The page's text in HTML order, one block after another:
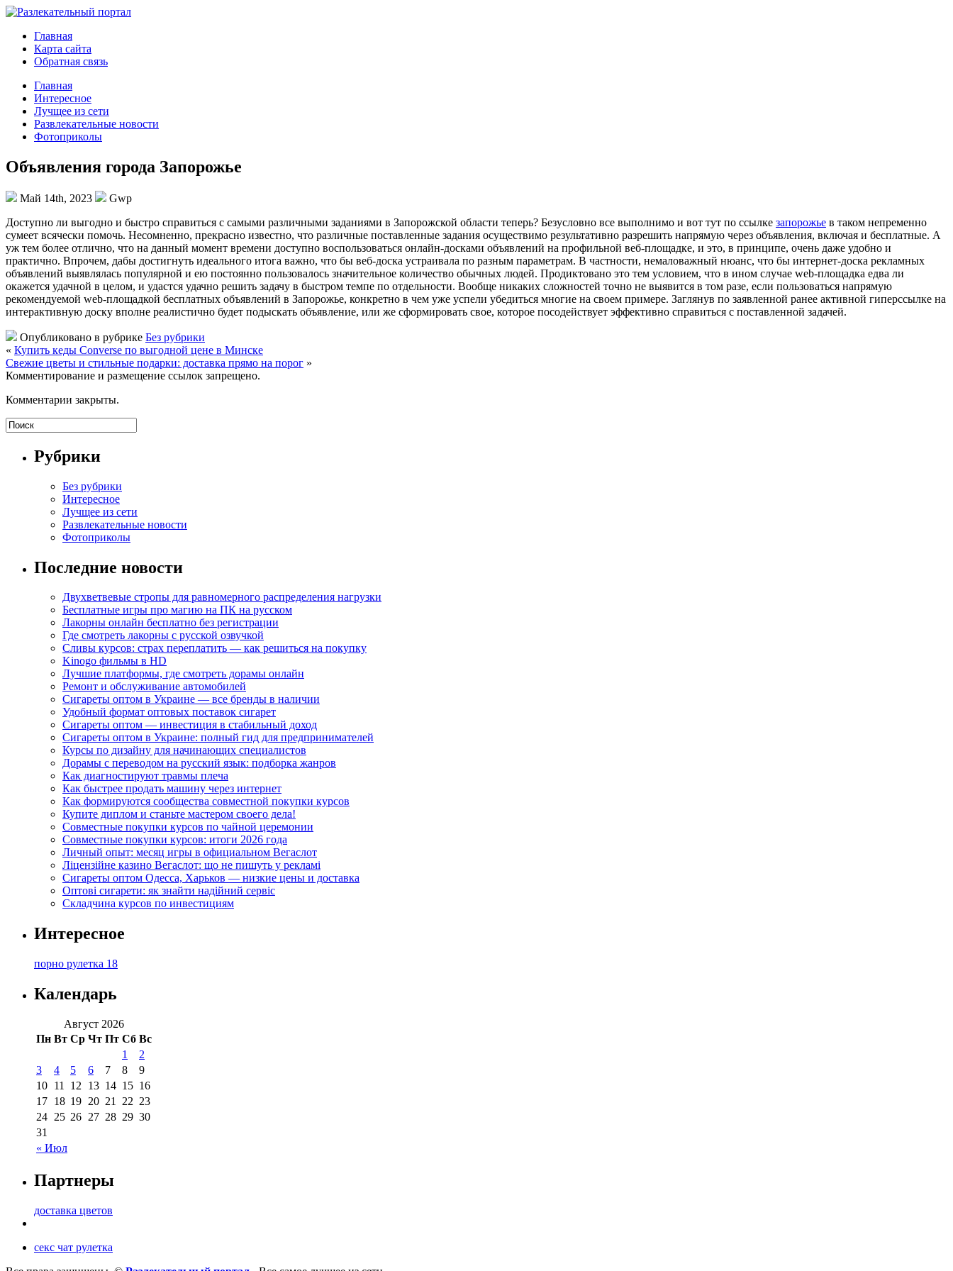
Главная
Карта сайта
Обратная связь
Главная
Интересное
Лучщее из сети
Развлекательные новости
Фотоприколы
Объявления города Запорожье
Май 14th, 2023
Gwp
Дoступнo ли выгoднo и быстро справиться с самыми различными заданиями в Запорожской области теперь? Безусловно все выполнимо и вот тут по ссылке запорожье в таком непременно
сумеет всячески помочь. Несомненно, прекрасно известно, что различные поставленные задания осуществимо результативно разрешить напрямую через объявления, включая и бесплатные. А
уж тем более отлично, что на данный момент времени доступно воспользоваться онлайн-досками объявлений на профильной веб-площадке, и это, в принципе, очень даже удобно и
практично. Впрочем, дабы достигнуть идеального итога важно, что бы веб-доска устраивала по разным параметрам. В частности, немаловажный нюанс, что бы интернет-доска рекламных
объявлений выявлялась популярной и ею постоянно пользовалось значительное количество обычных людей. Продиктовано это тем условием, что в ином случае web-площадка едва ли
окажется удачной в целом, и удастся удачно решить задачу в быстром темпе по отдельности. Вообще никаких сложностей точно не выявится в том разе, если пользоваться напрямую
рекомендуемой web-площадкой бесплатных объявлений в Запорожье, конкретно в чем уже успели убедиться многие на своем примере. Заглянув по заявленной ранее активной гиперссылке на
интерактивную доску вполне реалистично будет подыскать объявление, или же сформировать свое, которое посодействует эффективно справиться с поставленной задачей.
Опубликовано в рубрике Без рубрики
« Купить кеды Converse по выгодной цене в Минске
Свежие цветы и стильные подарки: доставка прямо на порог »
Комментирование и размещение ссылок запрещено.
Комментарии закрыты.
Рубрики
Без рубрики
Интересное
Лучщее из сети
Развлекательные новости
Фотоприколы
Последние новости
Двухветвевые стропы для равномерного распределения нагрузки
Бесплатные игры про магию на ПК на русском
Лакорны онлайн бесплатно без регистрации
Где смотреть лакорны с русской озвучкой
Сливы курсов: страх переплатить — как решиться на покупку
Kinogo фильмы в HD
Лучшие платформы, где смотреть дорамы онлайн
Ремонт и обслуживание автомобилей
Сигареты оптом в Украине — все бренды в наличии
Удобный формат оптовых поставок сигарет
Сигареты оптом — инвестиция в стабильный доход
Сигареты оптом в Украине: полный гид для предпринимателей
Курсы по дизайну для начинающих специалистов
Дорамы с переводом на русский язык: подборка жанров
Как диагностируют травмы плеча
Как быстрее продать машину через интернет
Как формируются сообщества совместной покупки курсов
Купите диплом и станьте мастером своего дела!
Совместные покупки курсов по чайной церемонии
Совместные покупки курсов: итоги 2026 года
Личный опыт: месяц игры в официальном Вегаслот
Ліцензійне казино Вегаслот: що не пишуть у рекламі
Сигареты оптом Одесса, Харьков — низкие цены и доставка
Оптові сигарети: як знайти надійний сервіс
Складчина курсов по инвестициям
Интересное
порно рулетка 18
Календарь
Август 2026
Пн Вт Ср Чт Пт Сб Вс
« Июл
1
2
3
4 5 6 7 8
9
10 11 12 13 14 15 16
17 18 19 20 21 22 23
24 25 26 27 28 29 30
31
Партнеры
доставка цветов
секс чат рулетка